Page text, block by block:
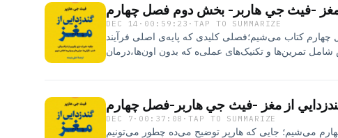
#آسیب_روانی #روانشناسی #خودشناسی #آرامش_ذهن
#Hamrahketab #UnfuckYourBrain
-فيث جي هاربر- بخش دوم فصل چهارم
DEC 14 · 00:59:23 ·TAP TO SUMMARIZE
چهارم کتاب می‌شیم؛فصلی کلیدی که پایه‌ی اصلی فرآیند
تمرین‌ها و تکنیک‌های عملی‌ه که بدون اون‌ها،درمان
از مغز -فيث جي هاربر-فصل چهارم
DEC 7 · 00:37:08 ·TAP TO SUMMARIZE
می‌شیم؛ جایی که هارپر توضیح می‌ده چطور می‌تونیم